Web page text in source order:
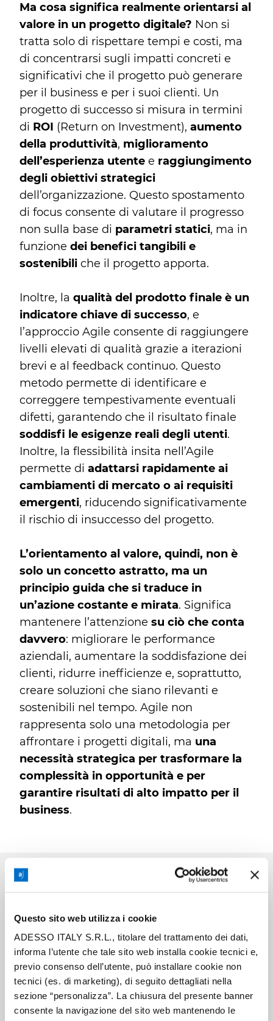
Questo sito web utilizza i cookie
ADESSO ITALY S.R.L., titolare del trattamento dei dati,
informa l’utente che tale sito web installa cookie tecnici e,
previo consenso dell’utente, può installare cookie non
tecnici (es. di marketing), di seguito dettagliati nella
sezione “personalizza”. La chiusura del presente banner
consente la navigazione del sito web mantenendo le
Ma cosa significa realmente orientarsi al
valore in un progetto digitale? Non si
tratta solo di rispettare tempi e costi, ma
di concentrarsi sugli impatti concreti e
significativi che il progetto può generare
per il business e per i suoi clienti. Un
progetto di successo si misura in termini
di ROI (Return on Investment), aumento
della produttività, miglioramento
dell’esperienza utente e raggiungimento
degli obiettivi strategici
dell’organizzazione. Questo spostamento
di focus consente di valutare il progresso
non sulla base di parametri statici, ma in
funzione dei benefici tangibili e
sostenibili che il progetto apporta.
Inoltre, la qualità del prodotto finale è un
indicatore chiave di successo, e
l’approccio Agile consente di raggiungere
livelli elevati di qualità grazie a iterazioni
brevi e al feedback continuo. Questo
metodo permette di identificare e
correggere tempestivamente eventuali
difetti, garantendo che il risultato finale
soddisfi le esigenze reali degli utenti.
Inoltre, la flessibilità insita nell’Agile
permette di adattarsi rapidamente ai
cambiamenti di mercato o ai requisiti
emergenti, riducendo significativamente
il rischio di insuccesso del progetto.
L’orientamento al valore, quindi, non è
solo un concetto astratto, ma un
principio guida che si traduce in
un’azione costante e mirata. Significa
mantenere l’attenzione su ciò che conta
davvero: migliorare le performance
aziendali, aumentare la soddisfazione dei
clienti, ridurre inefficienze e, soprattutto,
creare soluzioni che siano rilevanti e
sostenibili nel tempo. Agile non
rappresenta solo una metodologia per
affrontare i progetti digitali, ma una
necessità strategica per trasformare la
complessità in opportunità e per
garantire risultati di alto impatto per il
business.
Le metriche rivestono un ruolo centrale
nell’approccio Agile, consentendo di
misurare e monitorare il valore generato
dal progetto in modo oggettivo e
trasparente. In un contesto caratterizzato